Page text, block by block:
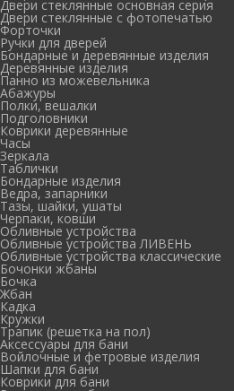
Двери стеклянные основная серия
Двери стеклянные с фотопечатью
Форточки
Ручки для дверей
Бондарные и деревянные изделия
Деревянные изделия
Панно из можевельника
Абажуры
Полки, вешалки
Подголовники
Коврики деревянные
Часы
Зеркала
Таблички
Бондарные изделия
Ведра, запарники
Тазы, шайки, ушаты
Черпаки, ковши
Обливные устройства
Обливные устройства ЛИВЕНЬ
Обливные устройства классические
Бочонки жбаны
Бочка
Жбан
Кадка
Кружки
Трапик (решетка на пол)
Аксессуары для бани
Войлочные и фетровые изделия
Шапки для бани
Коврики для бани